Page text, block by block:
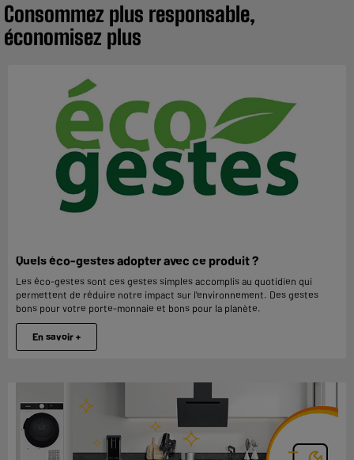
Consommez plus responsable,
économisez plus
Quels éco-gestes adopter avec ce produit ?
Les éco-gestes sont ces gestes simples accomplis au quotidien qui
permettent de réduire notre impact sur l'environnement. Des gestes
bons pour votre porte-monnaie et bons pour la planète.
En savoir +